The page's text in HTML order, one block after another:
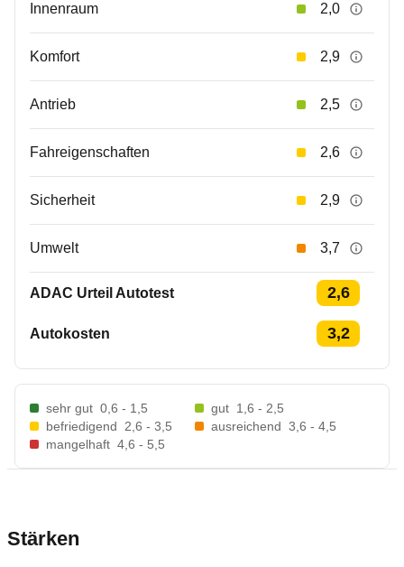
Innenraum 2,0
Komfort 2,9
Antrieb 2,5
Fahreigenschaften 2,6
Sicherheit 2,9
Umwelt 3,7
ADAC Urteil Autotest 2,6
Autokosten 3,2
sehr gut 0,6 - 1,5 gut 1,6 - 2,5
befriedigend
2,6 - 3,5 ausreichend 3,6 - 4,5
mangelhaft 4,6 - 5,5
Stärken